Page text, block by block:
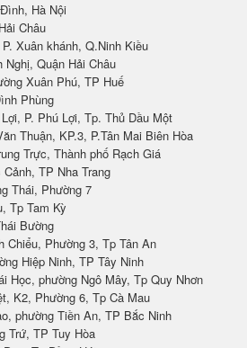
Hà Nội
Châu
Xuân khánh, Q.Ninh Kiều
Nghị, Quận Hải Châu
Xuân Phú, TP Huế
Phùng
P. Phú Lợi, Tp. Thủ Dầu Một
Thuận, KP.3, P.Tân Mai Biên Hòa
Trực, Thành phố Rạch Giá
TP Nha Trang
Thái, Phường 7
Tp Tam Kỳ
Bường
Chiểu, Phường 3, Tp Tân An
Hiệp Ninh, TP Tây Ninh
Học, phường Ngô Mây, Tp Quy Nhơn
K2, Phường 6, Tp Cà Mau
phường Tiền An, TP Bắc Ninh
Trứ, TP Tuy Hòa